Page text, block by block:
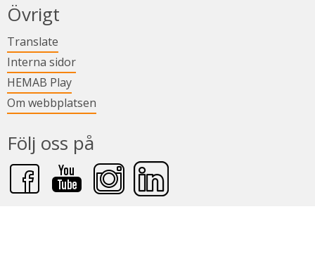
Övrigt
Translate
Interna sidorLänk till annan webbplats.
HEMAB PlayLänk till annan webbplats.
Om webbplatsen
Följ oss på